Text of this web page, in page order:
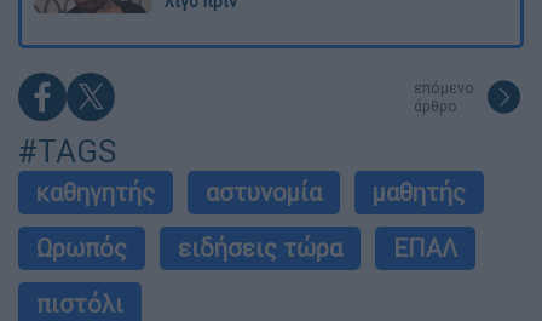
επόμενο
άρθρο
#TAGS
καθηγητής αστυνομία
μαθητής
Ωρωπός
ειδήσεις τώρα
ΕΠΑΛ
πιστόλι